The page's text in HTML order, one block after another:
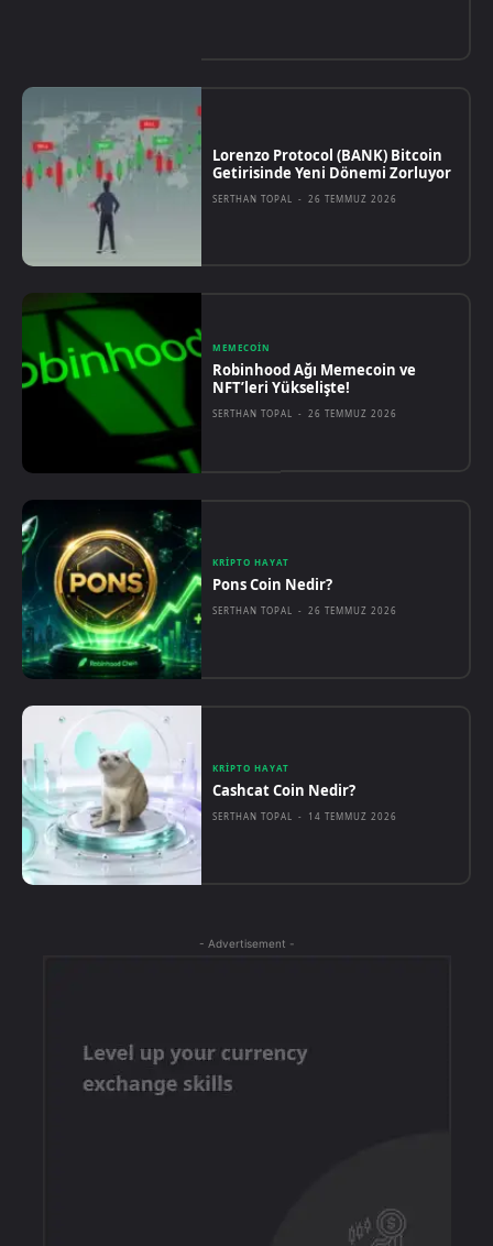
Lorenzo Protocol (BANK) Bitcoin
Getirisinde Yeni Dönemi Zorluyor
SERTHAN TOPAL - 26 TEMMUZ 2026
MEMECOIN
Robinhood Ağı Memecoin ve
NFT’leri Yükselişte!
SERTHAN TOPAL - 26 TEMMUZ 2026
KRIPTO HAYAT
Pons Coin Nedir?
SERTHAN TOPAL - 26 TEMMUZ 2026
KRIPTO HAYAT
Cashcat Coin Nedir?
SERTHAN TOPAL - 14 TEMMUZ 2026
- Advertisement -